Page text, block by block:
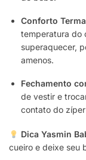
Conforto
temperatura do
superaquecer,
amenos.
Fechamento
de vestir e
contato do
Dica Yasmin
cueiro e deixe seu